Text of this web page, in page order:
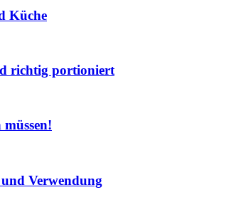
Küche
richtig portioniert
Verwendung